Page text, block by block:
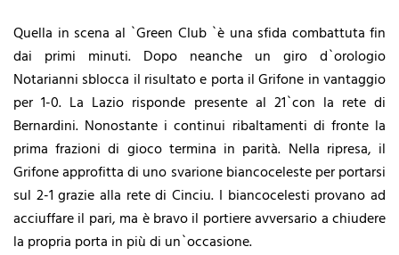
Quella in scena al `Green Club `è una sfida combattuta fin
dai primi minuti. Dopo neanche un giro d`orologio
Notarianni sblocca il risultato e porta il Grifone in vantaggio
per 1-0. La Lazio risponde presente al 21`con la rete di
Bernardini. Nonostante i continui ribaltamenti di fronte la
prima frazioni di gioco termina in parità. Nella ripresa, il
Grifone approfitta di uno svarione biancoceleste per portarsi
sul 2-1 grazie alla rete di Cinciu. I biancocelesti provano ad
acciuffare il pari, ma è bravo il portiere avversario a chiudere
la propria porta in più di un`occasione.